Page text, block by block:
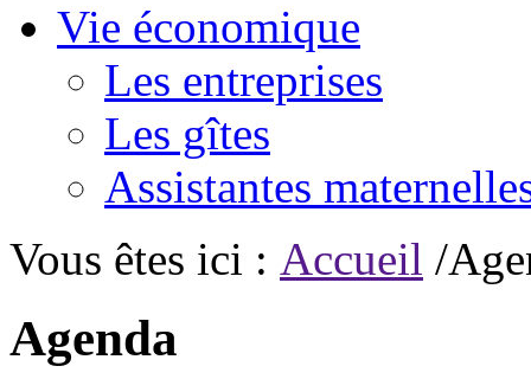
Vie économique
Les entreprises
Les gîtes
Assistantes
Vous êtes ici : Accueil /
Agenda